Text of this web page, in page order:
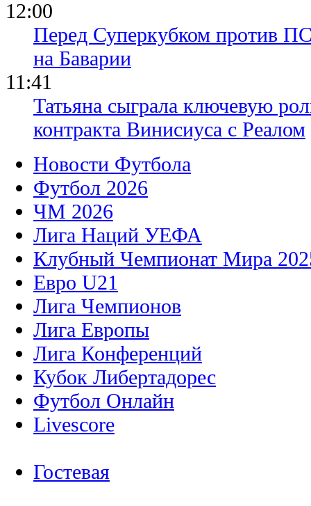
12:00
Перед Суперкубком против
на Баварии
11:41
Татьяна сыграла ключевую
контракта Винисиуса с Реалом
Новости Футбола
Футбол 2026
ЧМ 2026
Лига Наций УЕФА
Клубный Чемпионат Мира
Евро U21
Лига Чемпионов
Лига Европы
Лига Конференций
Кубок Либертадорес
Футбол Онлайн
Livescore
Гостевая